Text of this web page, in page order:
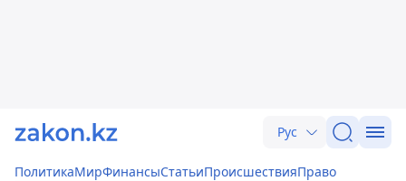
Рус
ПолитикаМирФинансыСтатьиПроисшествияПраво